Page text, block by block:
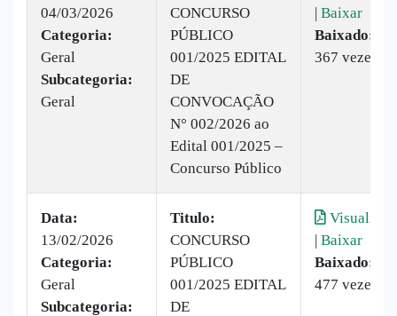
04/03/2026
Categoria:
Geral
Subcategoria:
Geral
CONCURSO
PÚBLICO
001/2025 EDITAL
DE
CONVOCAÇÃO
N° 002/2026 ao
Edital 001/2025 –
Concurso Público
| Baixar
Baixado:
367 vezes
Data:
13/02/2026
Categoria:
Geral
Subcategoria:
Titulo:
CONCURSO
PÚBLICO
001/2025 EDITAL
DE
Visualizar
| Baixar
Baixado:
477 vezes